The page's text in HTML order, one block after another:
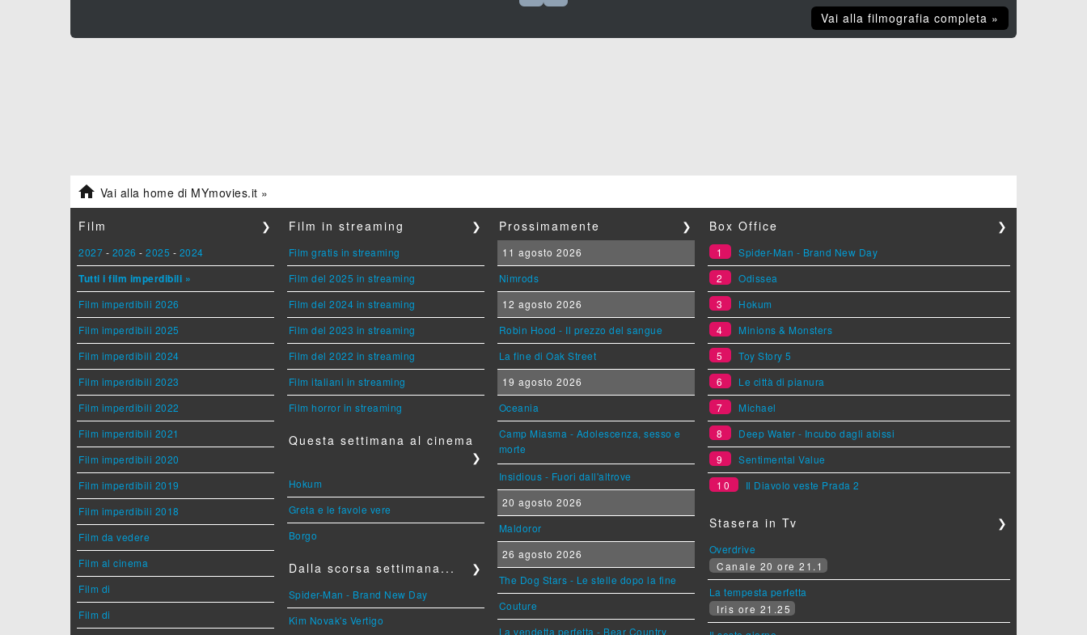
Vai alla filmografia completa »
 Vai alla home di MYmovies.it »
Film ❯
2027 - 2026 - 2025 - 2024
Tutti i film imperdibili »
Film imperdibili 2026
Film imperdibili 2025
Film imperdibili 2024
Film imperdibili 2023
Film imperdibili 2022
Film imperdibili 2021
Film imperdibili 2020
Film imperdibili 2019
Film imperdibili 2018
Film da vedere
Film al cinema
Film di
Film di
Film in streaming ❯
Film gratis in streaming
Film del 2025 in streaming
Film del 2024 in streaming
Film del 2023 in streaming
Film del 2022 in streaming
Film italiani in streaming
Film horror in streaming
Questa settimana al cinema
❯
Hokum
Greta e le favole vere
Borgo
Dalla scorsa settimana... ❯
Spider-Man - Brand New Day
Kim Novak's Vertigo
Prossimamente ❯
11 agosto 2026
Nimrods
12 agosto 2026
Robin Hood - Il prezzo del sangue
La fine di Oak Street
19 agosto 2026
Oceania
Camp Miasma - Adolescenza, sesso e
morte
Insidious - Fuori dall'altrove
20 agosto 2026
Maldoror
26 agosto 2026
The Dog Stars - Le stelle dopo la fine
Couture
La vendetta perfetta - Bear Country
Box Office ❯
1
Spider-Man - Brand New Day
2
Odissea
3
Hokum
4
Minions & Monsters
5
Toy Story 5
6
Le città di pianura
7
Michael
8
Deep Water - Incubo dagli abissi
9
Sentimental Value
10
Il Diavolo veste Prada 2
Stasera in Tv ❯
Overdrive
Canale 20 ore 21.1
La tempesta perfetta
Iris ore 21.25